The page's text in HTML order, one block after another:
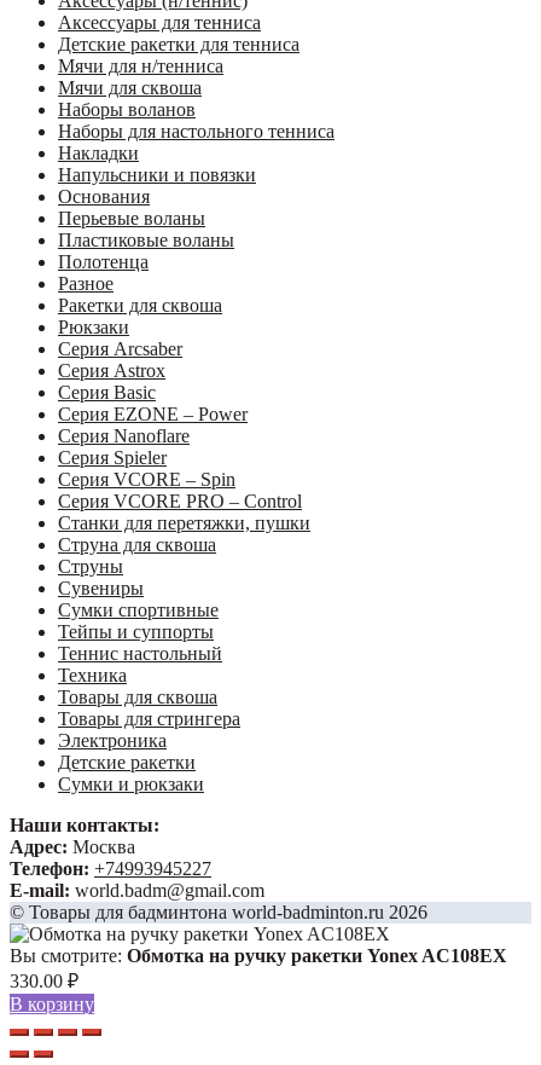
Аксессуары для тенниса
Детские ракетки для тенниса
Мячи для н/тенниса
Мячи для сквоша
Наборы воланов
Наборы для настольного тенниса
Накладки
Напульсники и повязки
Основания
Перьевые воланы
Пластиковые воланы
Полотенца
Разное
Ракетки для сквоша
Рюкзаки
Серия Arcsaber
Серия Astrox
Серия Basic
Серия EZONE – Power
Серия Nanoflare
Серия Spieler
Серия VCORE – Spin
Серия VCORE PRO – Control
Станки для перетяжки, пушки
Струна для сквоша
Струны
Сувениры
Сумки спортивные
Тейпы и суппорты
Теннис настольный
Техника
Товары для сквоша
Товары для стрингера
Электроника
Детские ракетки
Сумки и рюкзаки
Наши контакты:
Адрес: Москва
Телефон: +74993945227
E-mail: world.badm@gmail.com
© Товары для бадминтона world-badminton.ru 2026
Вы смотрите: Обмотка на ручку ракетки Yonex AC108EX
330.00 ₽
В корзину